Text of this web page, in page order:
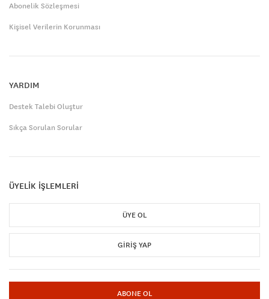
Abonelik Sözleşmesi
Kişisel Verilerin Korunması
YARDIM
Destek Talebi Oluştur
Sıkça Sorulan Sorular
ÜYELİK İŞLEMLERİ
ÜYE OL
GIRIŞ YAP
ABONE OL